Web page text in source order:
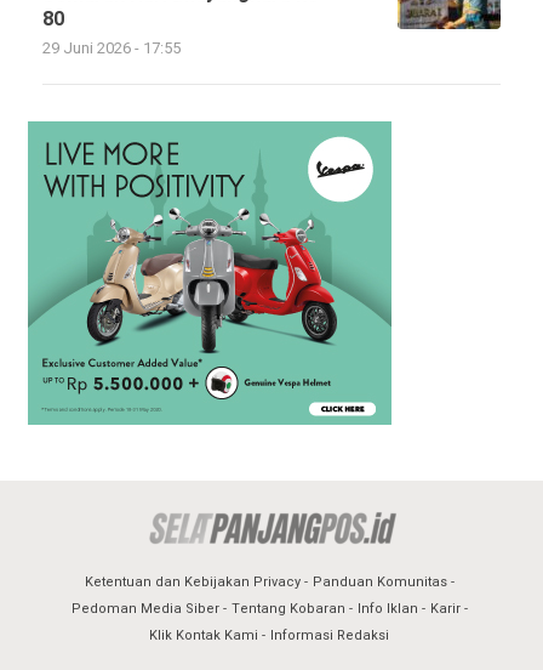
80
29 Juni 2026 - 17:55
Ketentuan dan Kebijakan Privacy
Panduan Komunitas
Pedoman Media Siber
Tentang Kobaran Info Iklan
Karir
Klik Kontak Kami
Informasi Redaksi